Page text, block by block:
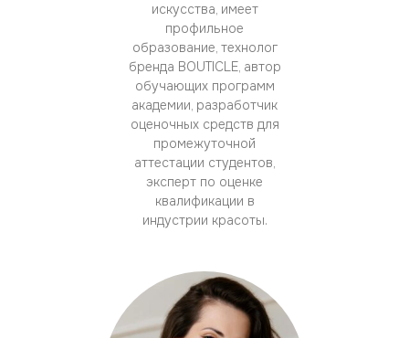
искусства, имеет
профильное
образование, технолог
бренда BOUTICLE, автор
обучающих программ
академии, разработчик
оценочных средств для
промежуточной
аттестации студентов,
эксперт по оценке
квалификации в
индустрии красоты.